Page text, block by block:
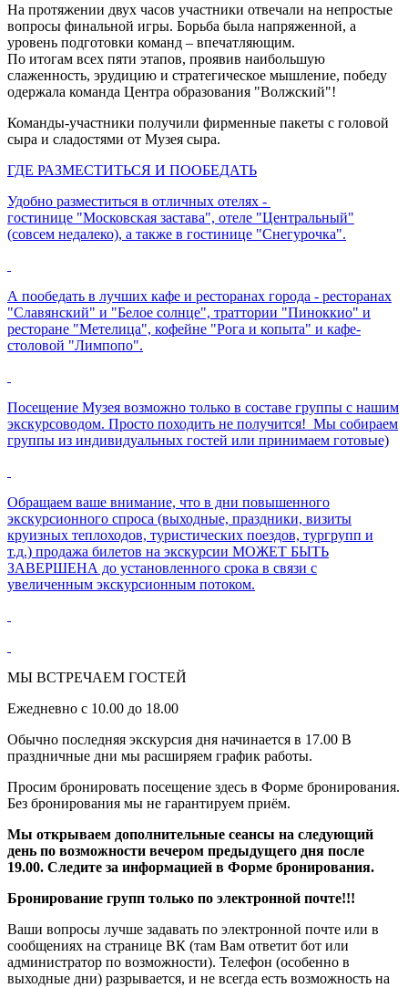
На протяжении двух часов участники отвечали на непростые
вопросы финальной игры. Борьба была напряженной, а
уровень подготовки команд – впечатляющим.
По итогам всех пяти этапов, проявив наибольшую
слаженность, эрудицию и стратегическое мышление, победу
одержала команда Центра образования "Волжский"!
Команды-участники получили фирменные пакеты с головой
сыра и сладостями от Музея сыра.
ГДЕ РАЗМЕСТИТЬСЯ И ПООБЕДАТЬ
Удобно разместиться в отличных отелях -
гостинице "Московская застава", отеле "Центральный"
(совсем недалеко), а также в гостинице "Снегурочка".
А пообедать в лучших кафе и ресторанах города - ресторанах
"Славянский" и "Белое солнце", траттории "Пиноккио" и
ресторане "Метелица", кофейне "Рога и копыта" и кафе-
столовой "Лимпопо".
Посещение Музея возможно только в составе группы с нашим
экскурсоводом. Просто походить не получится! Мы собираем
группы из индивидуальных гостей или принимаем готовые)
Обращаем ваше внимание, что в дни повышенного
экскурсионного спроса (выходные, праздники, визиты
круизных теплоходов, туристических поездов, тургрупп и
т.д.) продажа билетов на экскурсии МОЖЕТ БЫТЬ
ЗАВЕРШЕНА до установленного срока в связи с
увеличенным экскурсионным потоком.
МЫ ВСТРЕЧАЕМ ГОСТЕЙ
Ежедневно с 10.00 до 18.00
Обычно последняя экскурсия дня начинается в 17.00 В
праздничные дни мы расширяем график работы.
Просим бронировать посещение здесь в Форме бронирования.
Без бронирования мы не гарантируем приём.
Мы открываем дополнительные сеансы на следующий
день по возможности вечером предыдущего дня после
19.00. Следите за информацией в Форме бронирования.
Бронирование групп только по электронной почте!!!
Ваши вопросы лучше задавать по электронной почте или в
сообщениях на странице ВК (там Вам ответит бот или
администратор по возможности). Телефон (особенно в
выходные дни) разрывается, и не всегда есть возможность на